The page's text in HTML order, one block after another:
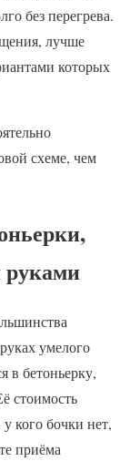
без перегрева.
лучше
которых
схеме, чем
руками
умелого
в бетоньерку,
стоимость
кого бочки нет,
приёма